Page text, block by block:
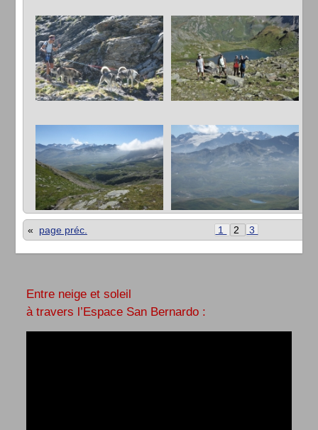
« page préc. 1 2 3
Entre neige et soleil
à travers l’Espace San Bernardo :